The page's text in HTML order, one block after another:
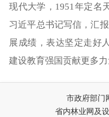
现代大学，1951年定名
习近平总书记写信，汇
展成绩，表达坚定走好
建设教育强国贡献更多力
市政府部门
省内林业网及